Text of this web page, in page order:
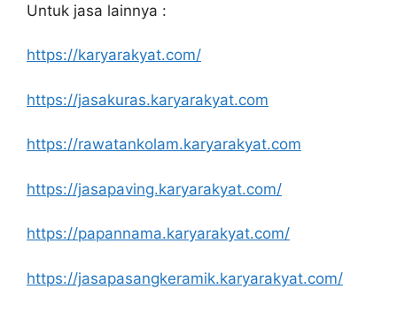
Untuk jasa lainnya :
https://karyarakyat.com/
https://jasakuras.karyarakyat.com
https://rawatankolam.karyarakyat.com
https://jasapaving.karyarakyat.com/
https://papannama.karyarakyat.com/
https://jasapasangkeramik.karyarakyat.com/